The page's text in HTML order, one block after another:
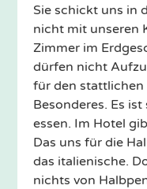
Sie schickt uns in
nicht mit unseren
Zimmer im
dürfen nicht
für den stattlichen
Besonderes. Es
essen. Im Hotel
Das uns für die
das italienische.
nichts von